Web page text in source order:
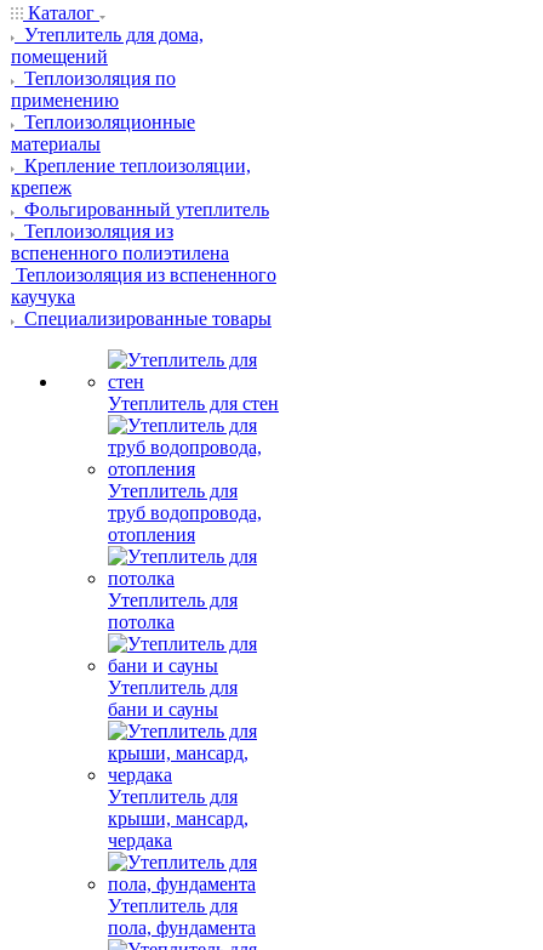
Каталог
Утеплитель для дома,
помещений
Теплоизоляция по
применению
Теплоизоляционные
материалы
Крепление теплоизоляции,
крепеж
Фольгированный утеплитель
Теплоизоляция из
вспененного полиэтилена
Теплоизоляция из вспененного
каучука
Специализированные товары
Утеплитель для стен
Утеплитель для
труб водопровода,
отопления
Утеплитель для
потолка
Утеплитель для
бани и сауны
Утеплитель для
крыши, мансард,
чердака
Утеплитель для
пола, фундамента